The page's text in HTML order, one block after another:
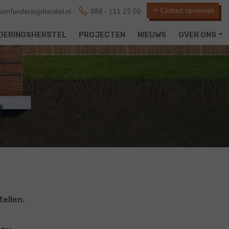
088 - 111 25 00 Contact opnemen
PROJECTEN NIEUWS OVER ONS